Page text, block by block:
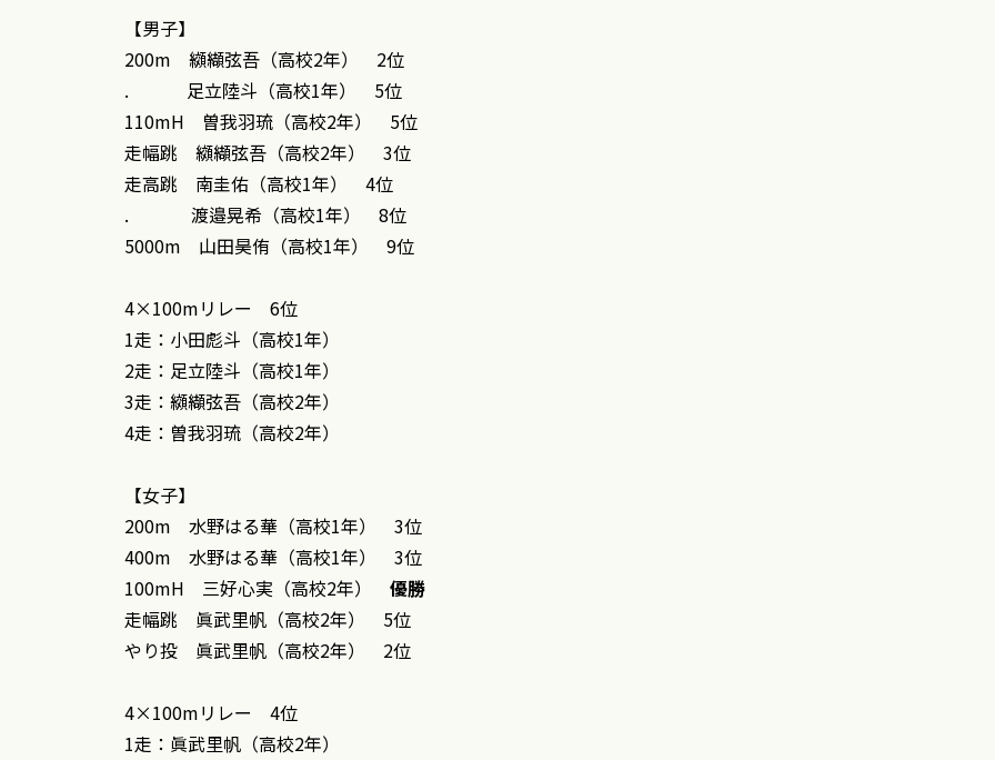
【男子】
200m 纐纈弦吾（高校2年） 2位
. 足立陸斗（高校1年） 5位
110mH 曽我羽琉（高校2年） 5位
走幅跳 纐纈弦吾（高校2年） 3位
走高跳 南圭佑（高校1年） 4位
. 渡邉晃希（高校1年） 8位
5000m 山田昊侑（高校1年） 9位
4×100mリレー 6位
1走：小田彪斗（高校1年）
2走：足立陸斗（高校1年）
3走：纐纈弦吾（高校2年）
4走：曽我羽琉（高校2年）
【女子】
200m 水野はる華（高校1年） 3位
400m 水野はる華（高校1年） 3位
100mH 三好心実（高校2年） 優勝
走幅跳 眞武里帆（高校2年） 5位
やり投 眞武里帆（高校2年） 2位
4×100mリレー 4位
1走：眞武里帆（高校2年）